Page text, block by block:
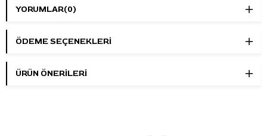
2.6–4.0 mm ayarlanabilir stroke ile çoklu teknik kurulum
6–10 saat çalışma süresi ile uzun seans planlamasına
YORUMLAR(0)
ÖDEME SEÇENEKLERI
ÜRÜN ÖNERILERI